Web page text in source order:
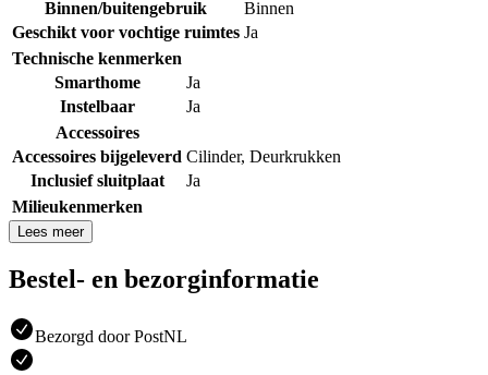
Binnen/buitengebruik
Binnen
Geschikt voor vochtige ruimtes Ja
Technische kenmerken
Smarthome
Ja
Instelbaar
Ja
Accessoires
Accessoires bijgeleverd Cilinder, Deurkrukken
Inclusief sluitplaat
Ja
Milieukenmerken
Lees meer
Bestel- en bezorginformatie
Bezorgd door PostNL